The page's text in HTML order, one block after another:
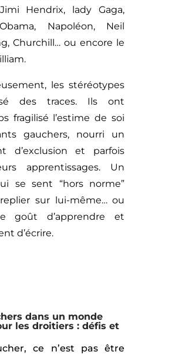
Hendrix, lady Gaga,
Napoléon, Neil
Churchill… ou encore le
les stéréotypes
des traces. Ils ont
fragilisé l’estime de soi
gauchers, nourri un
d’exclusion et parfois
apprentissages. Un
se sent “hors norme”
sur lui-même… ou
goût d’apprendre et
d’écrire.
dans un monde
les droitiers : défis et
ce n’est pas être